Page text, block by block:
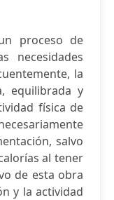
proceso de
necesidades
la
equilibrada y
física de
salvo
al tener
de esta obra
y la actividad